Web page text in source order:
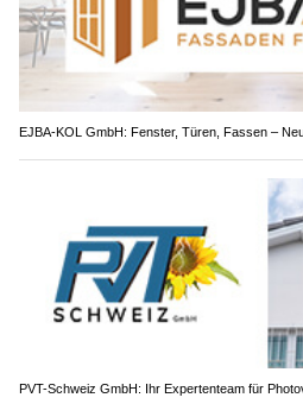
EJBA-KOL GmbH: Fenster, Türen, Fassen –
PVT-Schweiz GmbH: Ihr Expertenteam für